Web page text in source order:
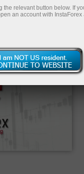
relevant button below. If
an account with InstaForex